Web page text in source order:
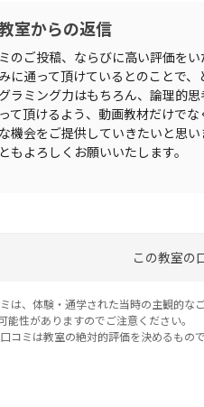
室からの返信
のご投稿、ならびに高い評価を
に通って頂けているとのことで、
ラミング力はもちろん、論理的
て頂けるよう、動画教材だけで
機会をご提供していきたいと思い
もよろしくお願いいたします。
この教室の
は、体験・通学された当時の主観的な
能性がありますのでご注意ください。
コミは教室の絶対的評価を決めるもの